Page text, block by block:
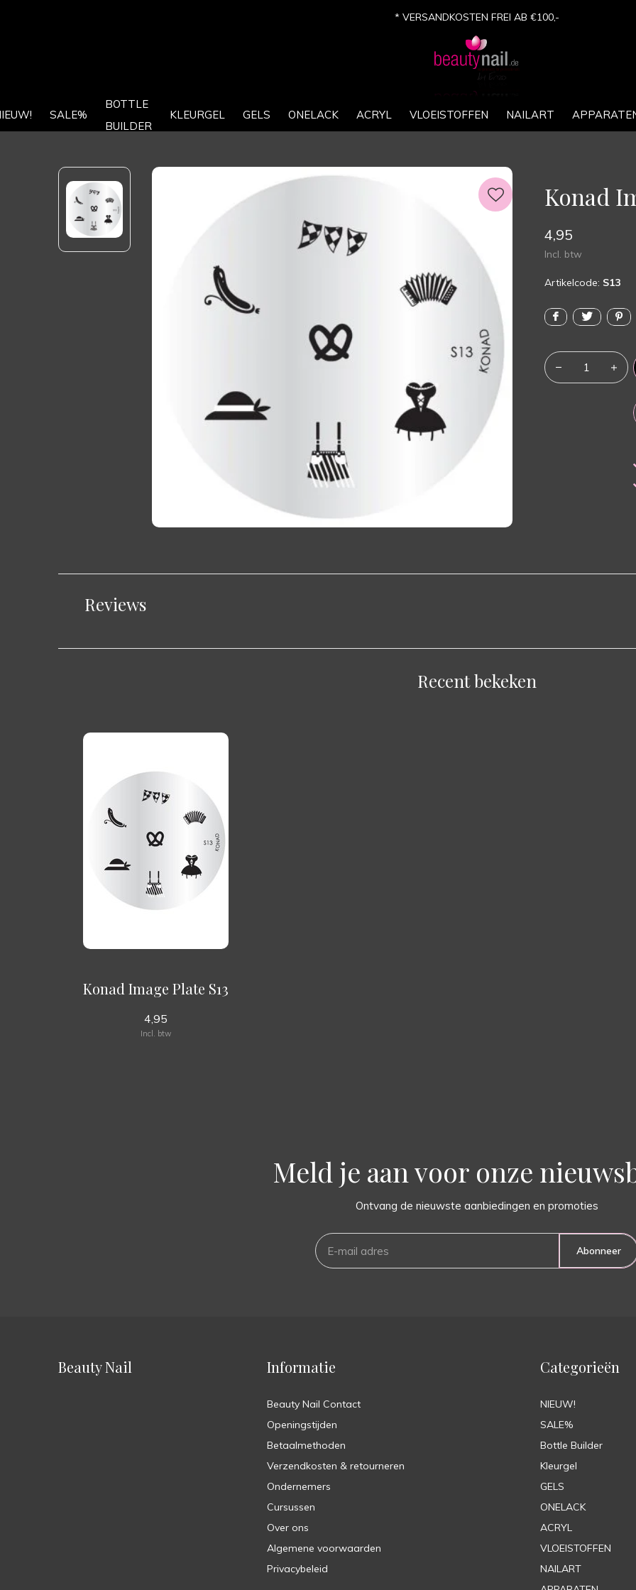
SALE%
BOTTLE
BUILDER
KLEURGEL GELS ONELACK ACRYL VLOEISTOFFEN NAILART
* VERSANDKOSTEN FREI AB €100,-
Konad
4,95
Incl. btw
Artikelcode: S13
Reviews
Recent bekeken
Konad Image Plate S13
4,95
Incl. btw
Meld je aan voor onze
Ontvang de nieuwste aanbiedingen en promoties
Abonneer
Beauty Nail Informatie
Beauty Nail Contact
Openingstijden
Betaalmethoden
Verzendkosten & retourneren
Ondernemers
Cursussen
Over ons
Algemene voorwaarden
Privacybeleid
Categorieën
NIEUW!
SALE%
Bottle Builder
Kleurgel
GELS
ONELACK
ACRYL
VLOEISTOFFEN
NAILART